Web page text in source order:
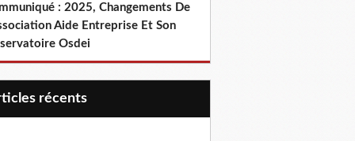
: 2025, Changements De
Aide Entreprise Et Son
Osdei
récents